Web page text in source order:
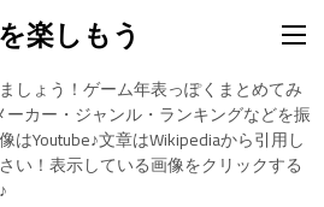
楽しもう
しょう！ゲーム年表っぽくまとめてみ
カー・ジャンル・ランキングなどを振
はYoutube♪文章はWikipediaから引用し
い！表示している画像をクリックする